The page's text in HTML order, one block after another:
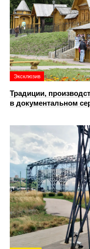
Эксклюзив
Традиции,
в документальном